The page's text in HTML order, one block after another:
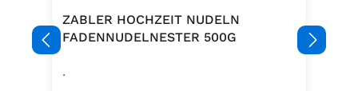
ZABLER HOCHZEIT NUDELN
FADENNUDELNESTER 500G
.